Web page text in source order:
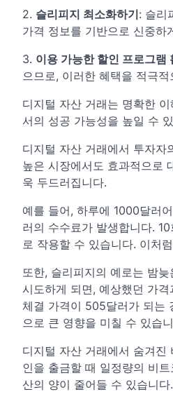
2. 슬리피지 최소화하기: 슬리
가격 정보를 기반으로 신중하
3. 이용 가능한 할인 프로그램
으므로, 이러한 혜택을 적극
디지털 자산 거래는 명확한
서의 성공 가능성을 높일 수
디지털 자산 거래에서 투자자
높은 시장에서도 효과적으로
욱 두드러집니다.
예를 들어, 하루에 1000달러
러의 수수료가 발생합니다.
로 작용할 수 있습니다. 이처
또한, 슬리피지의 예로는 밤
시도하게 되면, 예상했던 가
체결 가격이 505달러가 되는
으로 큰 영향을 미칠 수 있습
디지털 자산 거래에서 숨겨진
인을 출금할 때 일정량의 비
산의 양이 줄어들 수 있습니